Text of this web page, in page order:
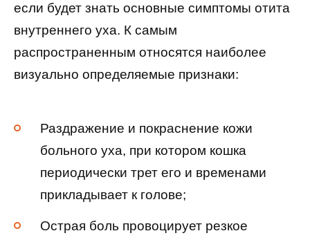
если будет знать основные симптомы отита
внутреннего уха. К самым
распространенным относятся наиболее
визуально определяемые признаки:
Раздражение и покраснение кожи
больного уха, при котором кошка
периодически трет его и временами
прикладывает к голове;
Острая боль провоцирует резкое